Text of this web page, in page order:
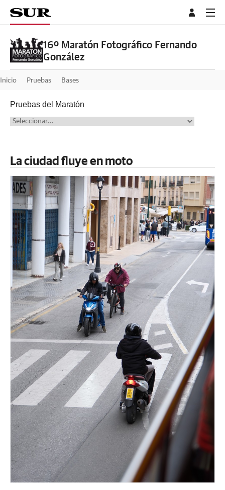
16º Maratón Fotográfico Fernando
González
Inicio Pruebas Bases
Pruebas del Maratón
La ciudad fluye en moto